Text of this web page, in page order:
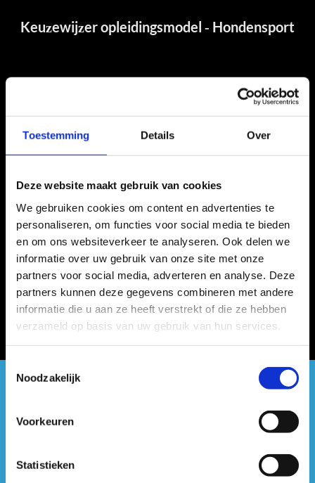
Toestemming Details Over
Deze website maakt gebruik van cookies
We gebruiken cookies om content en advertenties te
personaliseren, om functies voor social media te bieden
en om ons websiteverkeer te analyseren. Ook delen we
informatie over uw gebruik van onze site met onze
partners voor social media, adverteren en analyse. Deze
partners kunnen deze gegevens combineren met andere
informatie die u aan ze heeft verstrekt of die ze hebben
verzameld op basis van uw gebruik van hun services.
Toestemmingsselectie
Noodzakelijk
Voorkeuren
Statistieken